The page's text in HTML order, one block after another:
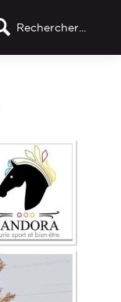
Rechercher...